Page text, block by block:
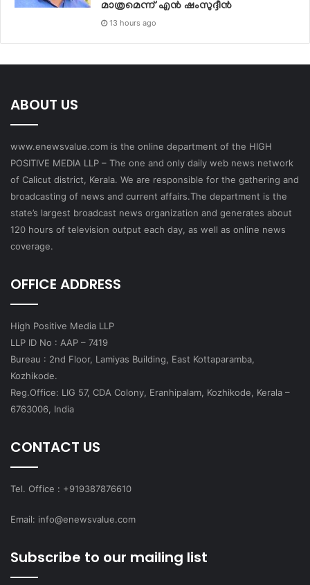
മാത്രമെന്ന് എൻ ഷംസുദ്ദീൻ
13 hours ago
ABOUT US
www.enewsvalue.com is the online department of the HIGH
POSITIVE MEDIA LLP – The one and only daily web news network
of Calicut district, Kerala. We are responsible for the gathering and
broadcasting of news and current affairs.The department is the
state’s largest broadcast news organization and generates about
120 hours of television output each day, as well as online news
coverage.
OFFICE ADDRESS
High Positive Media LLP
LLP ID No : AAP – 7419
Bureau : 2nd Floor, Lamiyas Building, East Kottaparamba,
Kozhikode.
Reg.Office: LIG 57, CDA Colony, Eranhipalam, Kozhikode, Kerala –
6763006, India
CONTACT US
Tel. Office : +919387876610
Email: info@enewsvalue.com
Subscribe to our mailing list